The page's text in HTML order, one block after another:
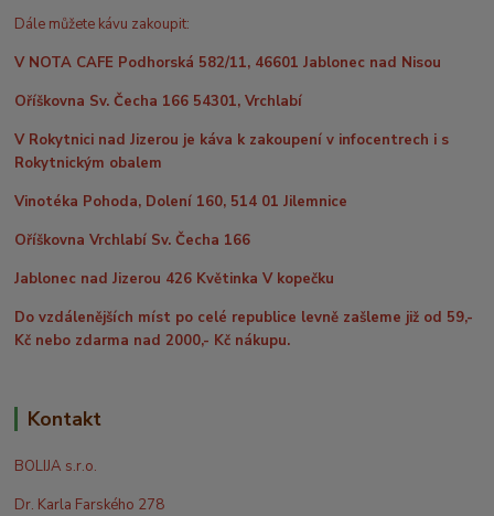
Dále můžete kávu zakoupit:
V NOTA CAFE Podhorská 582/11, 46601 Jablonec nad Nisou
Oříškovna Sv. Čecha 166 54301, Vrchlabí
V Rokytnici nad Jizerou je káva k zakoupení v infocentrech i s
Rokytnickým obalem
Vinotéka Pohoda, Dolení 160, 514 01 Jilemnice
Oříškovna Vrchlabí Sv. Čecha 166
Jablonec nad Jizerou 426 Květinka V kopečku
Do vzdálenějších míst po celé republice levně zašleme již od 59,-
Kč nebo zdarma nad 2000,- Kč nákupu.
Kontakt
BOLIJA s.r.o.
Dr. Karla Farského 278